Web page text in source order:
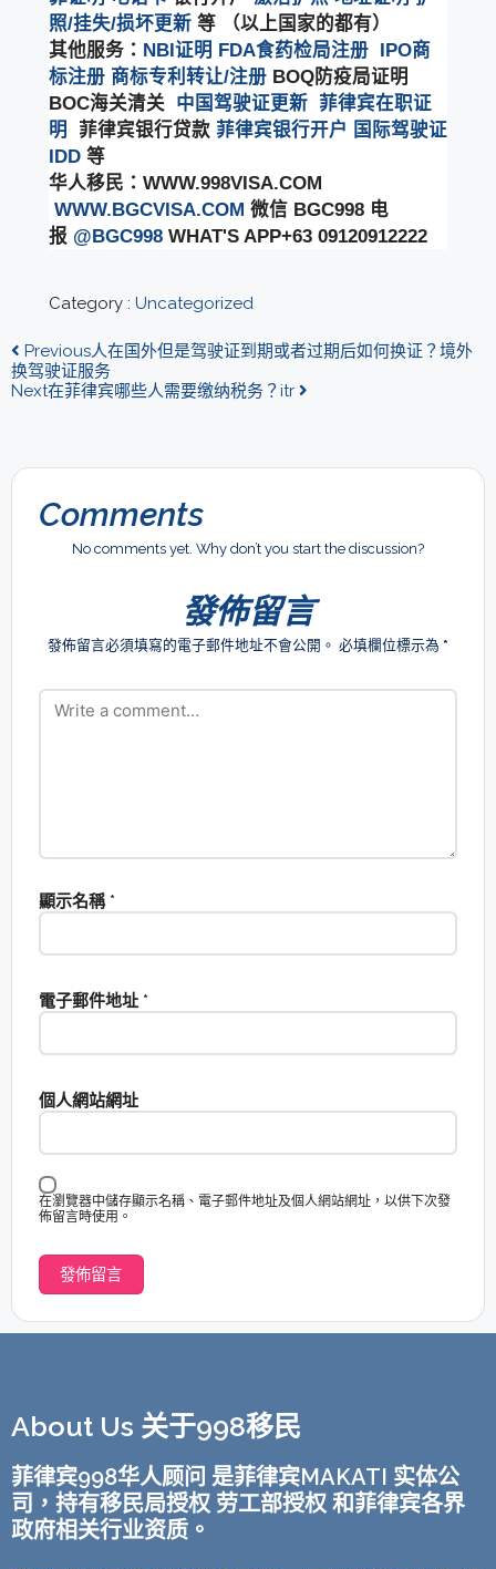
照/挂失/损坏更新等 （以上国家的都有）
其他服务： NBI证明 FDA食药检局注册
IPO商
标注册 商标专利转让/注册BOQ防疫局证明
BOC海关清关 中国驾驶证更新
菲律宾在职证
明
菲律宾银行贷款 菲律宾银行开户 国际驾驶证
IDD等
华人移民：WWW.998VISA.COM
WWW.BGCVISA.COM 微信 BGC998 电
报 @BGC998WHAT'S APP+63 09120912222
Category : Uncategorized
Previous人在国外但是驾驶证到期或者过期后如何换证？境外
换驾驶证服务
Next在菲律宾哪些人需要缴纳税务？itr
Comments
No comments yet. Why don’t you start the discussion?
發佈留言
發佈留言必須填寫的電子郵件地址不會公開。 必填欄位標示為 *
顯示名稱 *
電子郵件地址 *
個人網站網址
在瀏覽器中儲存顯示名稱、電子郵件地址及個人網站網址，以供下次發
佈留言時使用。
About Us 关于998移民
菲律宾998华人顾问 是菲律宾MAKATI 实体公
司，持有移民局授权 劳工部授权 和菲律宾各界
政府相关行业资质。